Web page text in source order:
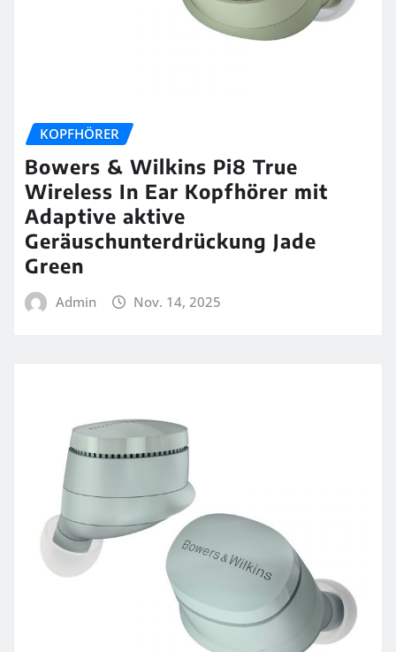
KOPFHÖRER
Bowers & Wilkins Pi8 True
Wireless In Ear Kopfhörer mit
Adaptive aktive
Geräuschunterdrückung Jade
Green
Admin Nov. 14, 2025